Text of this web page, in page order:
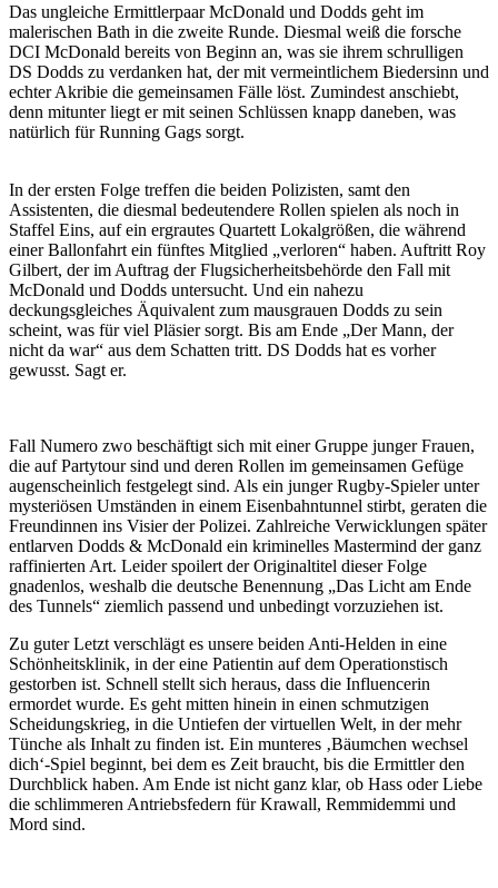
Das ungleiche Ermittlerpaar McDonald und Dodds geht im
malerischen Bath in die zweite Runde. Diesmal weiß die forsche
DCI McDonald bereits von Beginn an, was sie ihrem schrulligen
DS Dodds zu verdanken hat, der mit vermeintlichem Biedersinn und
echter Akribie die gemeinsamen Fälle löst. Zumindest anschiebt,
denn mitunter liegt er mit seinen Schlüssen knapp daneben, was
natürlich für Running Gags sorgt.
In der ersten Folge treffen die beiden Polizisten, samt den
Assistenten, die diesmal bedeutendere Rollen spielen als noch in
Staffel Eins, auf ein ergrautes Quartett Lokalgrößen, die während
einer Ballonfahrt ein fünftes Mitglied „verloren“ haben. Auftritt Roy
Gilbert, der im Auftrag der Flugsicherheitsbehörde den Fall mit
McDonald und Dodds untersucht. Und ein nahezu
deckungsgleiches Äquivalent zum mausgrauen Dodds zu sein
scheint, was für viel Pläsier sorgt. Bis am Ende „Der Mann, der
nicht da war“ aus dem Schatten tritt. DS Dodds hat es vorher
gewusst. Sagt er.
Fall Numero zwo beschäftigt sich mit einer Gruppe junger Frauen,
die auf Partytour sind und deren Rollen im gemeinsamen Gefüge
augenscheinlich festgelegt sind. Als ein junger Rugby-Spieler unter
mysteriösen Umständen in einem Eisenbahntunnel stirbt, geraten die
Freundinnen ins Visier der Polizei. Zahlreiche Verwicklungen später
entlarven Dodds & McDonald ein kriminelles Mastermind der ganz
raffinierten Art. Leider spoilert der Originaltitel dieser Folge
gnadenlos, weshalb die deutsche Benennung „Das Licht am Ende
des Tunnels“ ziemlich passend und unbedingt vorzuziehen ist.
Zu guter Letzt verschlägt es unsere beiden Anti-Helden in eine
Schönheitsklinik, in der eine Patientin auf dem Operationstisch
gestorben ist. Schnell stellt sich heraus, dass die Influencerin
ermordet wurde. Es geht mitten hinein in einen schmutzigen
Scheidungskrieg, in die Untiefen der virtuellen Welt, in der mehr
Tünche als Inhalt zu finden ist. Ein munteres ‚Bäumchen wechsel
dich‘-Spiel beginnt, bei dem es Zeit braucht, bis die Ermittler den
Durchblick haben. Am Ende ist nicht ganz klar, ob Hass oder Liebe
die schlimmeren Antriebsfedern für Krawall, Remmidemmi und
Mord sind.